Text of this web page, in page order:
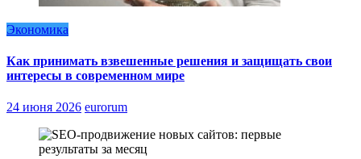
Экономика
Как принимать взвешенные решения и защищать свои
интересы в современном мире
24 июня 2026 eurorum